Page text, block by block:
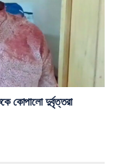
কোপালো দুর্বৃত্তরা